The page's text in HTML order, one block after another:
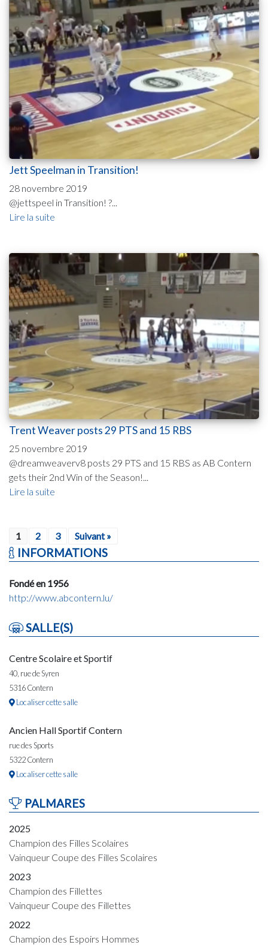
Jett Speelman in Transition!
28 novembre 2019
@jettspeel in Transition! ?...
Lire la suite
Trent Weaver posts 29 PTS and 15 RBS
25 novembre 2019
@dreamweaverv8 posts 29 PTS and 15 RBS as AB Contern
gets their 2nd Win of the Season!...
Lire la suite
1 2 3 Suivant »
INFORMATIONS
Fondé en 1956
http://www.abcontern.lu/
SALLE(S)
Centre Scolaire et Sportif
40, rue de Syren
5316 Contern
Localiser cette salle
Ancien Hall Sportif Contern
rue des Sports
5322 Contern
Localiser cette salle
PALMARES
2025
Champion des Filles Scolaires
Vainqueur Coupe des Filles Scolaires
2023
Champion des Fillettes
Vainqueur Coupe des Fillettes
2022
Champion des Espoirs Hommes